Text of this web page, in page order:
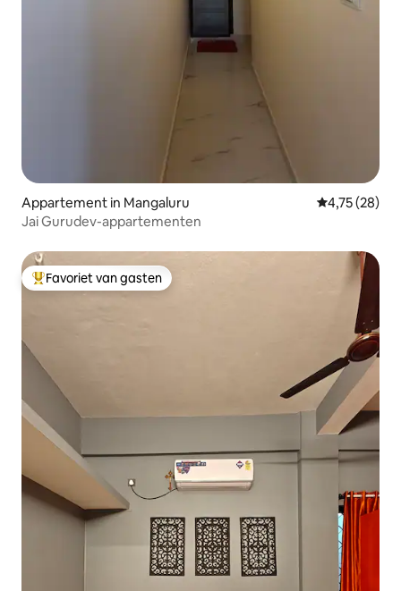
Appartement in Mangaluru Gemiddelde
4,75 (28)
Jai Gurudev-appartementen
Topfavoriet van gasten
Favoriet van gasten